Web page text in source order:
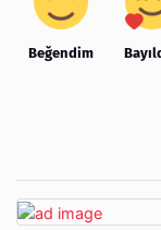
Beğendim